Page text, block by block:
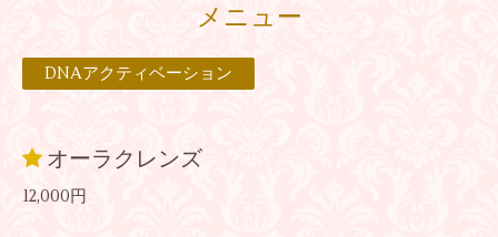
メニュー
DNAアクティベーション
オーラクレンズ
12,000円